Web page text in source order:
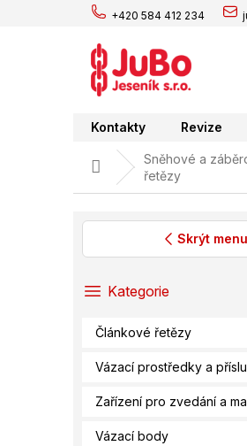
+420 584 412 234
Kontakty Revize
Domů
Sněhové a
řetězy
Skrýt menu
PřeskočitKategorie
Článkové řetězy
Vázací prostředky a
Zařízení pro zvedání a
Vázací body